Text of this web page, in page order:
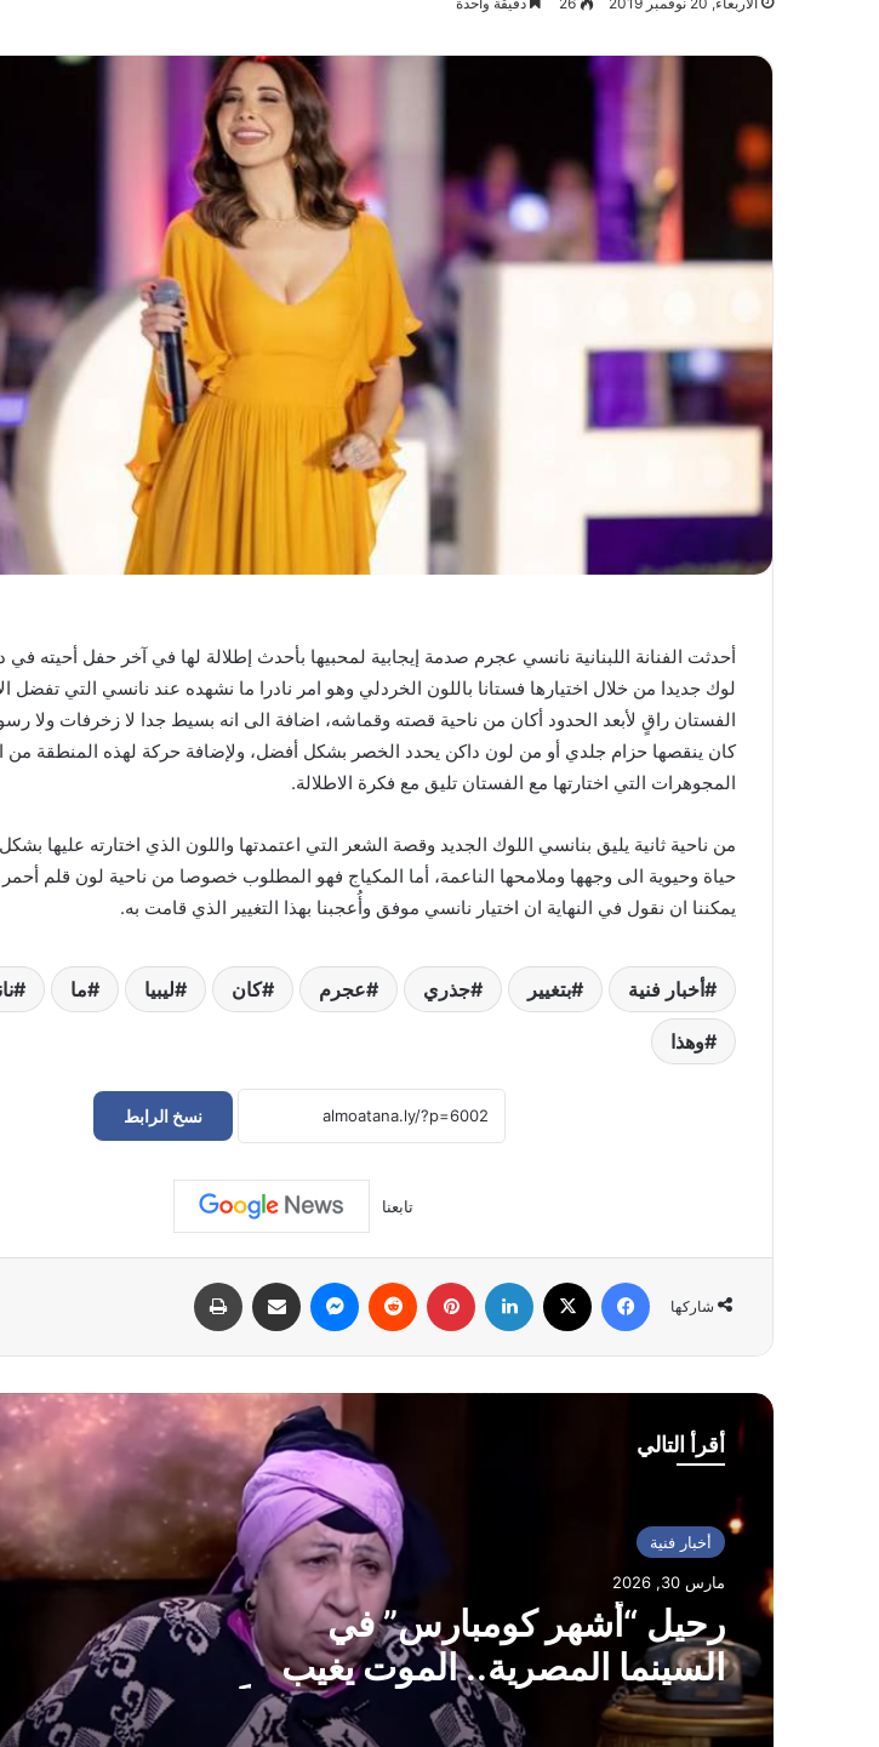
أحدثت الفنانة اللبنانية ​نانسي عجرم​ صدمة إيجابية لمحبيها بأحدث إطلالة لها في آخر حفل أحيته
لوك جديدا من خلال اختيارها فستانا باللون الخردلي وهو امر نادرا ما نشهده عند نانسي التي تفضل
الفستان راقٍ لأبعد الحدود أكان من ناحية قصته وقماشه، اضافة الى انه بسيط جدا لا زخرفات ولا
كان ينقصها حزام جلدي أو من لون داكن يحدد الخصر بشكل أفضل، ولإضافة حركة لهذه المنطقة
المجوهرات التي اختارتها مع الفستان تليق مع فكرة الاطلالة.
من ناحية ثانية يليق بنانسي اللوك الجديد وقصة الشعر التي اعتمدتها واللون الذي اختارته عليها
حياة وحيوية الى وجهها وملامحها الناعمة، أما المكياج فهو المطلوب خصوصا من ناحية لون قلم
يمكننا ان نقول في النهاية ان اختيار نانسي موفق وأُعجبنا بهذا التغيير الذي قامت به.
أخبار فنية بتغيير جذري عجرم كان ليبيا ما
وهذا
نسخ الرابط
تابعنا
شاركها
فيسبوك لينكدإن بينتيريست ماسنجر مشاركة عبر البريد
أقرأ التالي
أخبار فنية
مارس 30, 2026
رحيل “أشهر كومبارس” في
السينما المصرية.. الموت يغيب
الفنانة فاطمة كشري عن 68 عاماً
رحيل “أشهر كومبارس”
احمد سعد يتعرض
لعبة الحبار الموسم
على نتيفلكس
وفاة المطرب الشعبي
يناهز 79
مؤيد زابطية يتوج
صانع افلام